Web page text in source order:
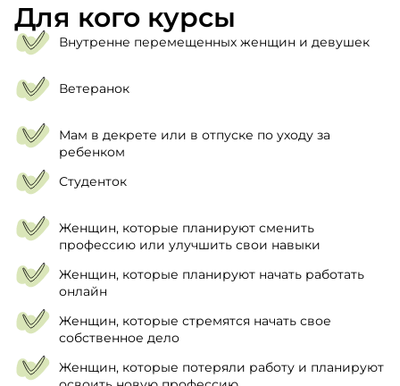
Для кого курсы
Внутренне перемещенных женщин и девушек
Ветеранок
Мам в декрете или в отпуске по уходу за
ребенком
Студенток
Женщин, которые планируют сменить
профессию или улучшить свои навыки
Женщин, которые планируют начать работать
онлайн
Женщин, которые стремятся начать свое
собственное дело
Женщин, которые потеряли работу и планируют